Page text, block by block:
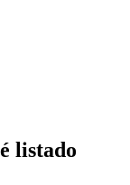
listado